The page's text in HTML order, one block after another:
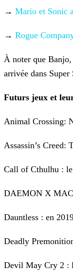
→ Mario et Sonic
→ Rogue
À noter que
arrivée dans Super
Futurs jeux et
Animal Crossing:
Assassin’s Creed:
Call of Cthulhu :
DAEMON X
Dauntless : en
Deadly
Devil May Cry 2 :